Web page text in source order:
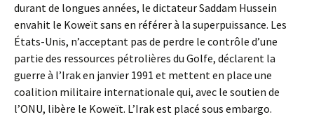
durant de longues années, le dictateur Saddam Hussein
envahit le Koweït sans en référer à la superpuissance. Les
États-Unis, n’acceptant pas de perdre le contrôle d’une
partie des ressources pétrolières du Golfe, déclarent la
guerre à l’Irak en janvier 1991 et mettent en place une
coalition militaire internationale qui, avec le soutien de
l’ONU, libère le Koweït. L’Irak est placé sous embargo.